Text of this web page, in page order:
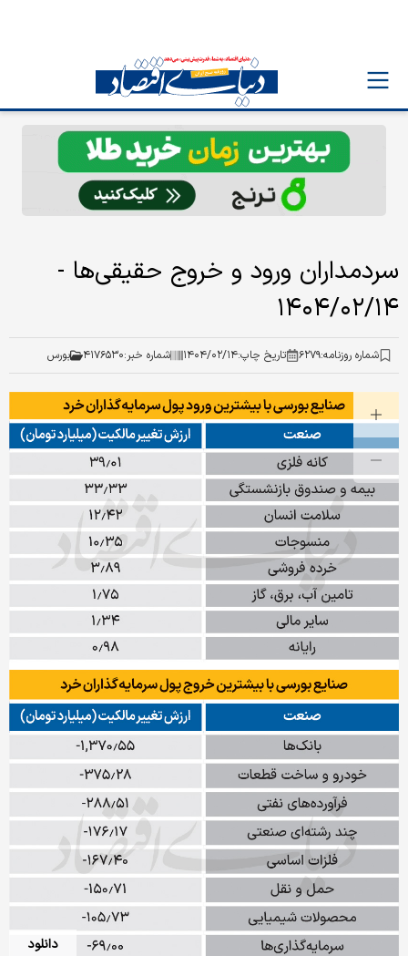
سردمداران ورود و خروج حقیقی‌ها -
۱۴۰۴/۰۲/۱۴
شماره روزنامه:۶۲۷۹ تاریخ چاپ:۱۴۰۴/۰۲/۱۴ شماره خبر:۴۱۷۶۵۳۰ بورس
دانلود